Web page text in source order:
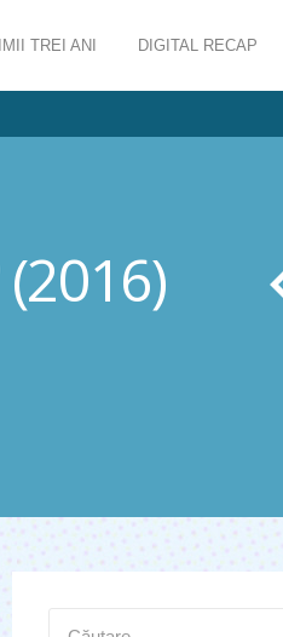
TREI ANI DIGITAL RECAP